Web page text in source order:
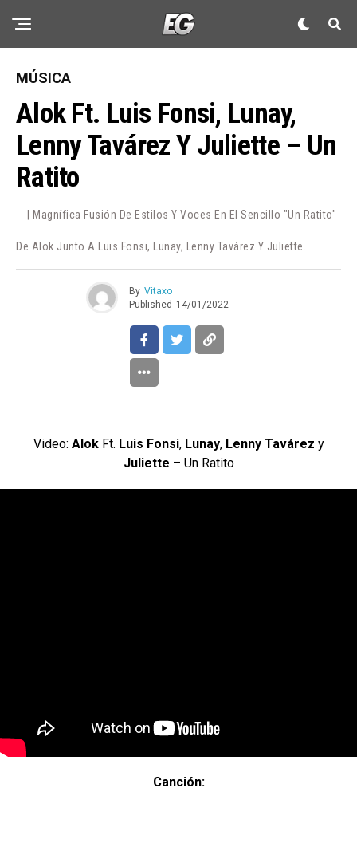
MÚSICA
Alok Ft. Luis Fonsi, Lunay,
Lenny Tavárez Y Juliette – Un
Ratito
| Magnífica Fusión De Estilos Y Voces En El Sencillo "Un Ratito"
De Alok Junto A Luis Fonsi, Lunay, Lenny Tavárez Y Juliette.
By Vitaxo
Published 14/01/2022
Video: AlokFt. Luis Fonsi, Lunay, Lenny Tavárez y
Juliette – Un Ratito
Canción: